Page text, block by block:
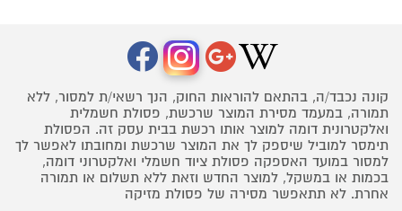
קונה נכבד/ה, בהתאם להוראות החוק, הנך רשאי/ת למסור, ללא
תמורה, במעמד מסירת המוצר שרכשת, פסולת חשמלית
ואלקטרונית דומה למוצר אותו רכשת בבית עסק זה. הפסולת
תימסר למוביל שיספק לך את המוצר שרכשת ומחובתו לאפשר לך
למסור במועד האספקה פסולת ציוד חשמלי ואלקטרוני דומה,
בכמות או במשקל, למוצר החדש וזאת ללא תשלום או תמורה
אחרת. לא תתאפשר מסירה של פסולת מזיקה